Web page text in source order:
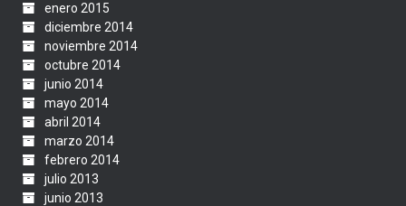
enero 2015
diciembre 2014
noviembre 2014
octubre 2014
junio 2014
mayo 2014
abril 2014
marzo 2014
febrero 2014
julio 2013
junio 2013